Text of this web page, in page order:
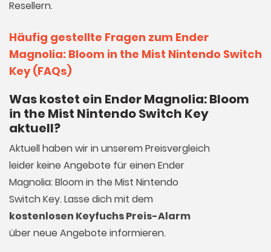
Resellern.
Häufig gestellte Fragen zum Ender
Magnolia: Bloom in the Mist Nintendo Switch
Key (FAQs)
Was kostet ein Ender Magnolia: Bloom
in the Mist Nintendo Switch Key
aktuell?
Aktuell haben wir in unserem Preisvergleich
leider keine Angebote für einen Ender
Magnolia: Bloom in the Mist Nintendo
Switch Key. Lasse dich mit dem
kostenlosen Keyfuchs Preis-Alarm
über neue Angebote informieren.